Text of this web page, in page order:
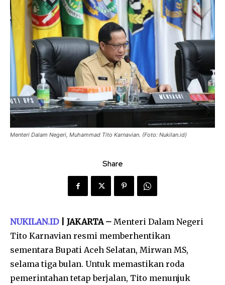
Menteri Dalam Negeri, Muhammad Tito Karnavian. (Foto: Nukilan.id)
Share
NUKILAN.ID| JAKARTA – Menteri Dalam Negeri
Tito Karnavian resmi memberhentikan
sementara Bupati Aceh Selatan, Mirwan MS,
selama tiga bulan. Untuk memastikan roda
pemerintahan tetap berjalan, Tito menunjuk